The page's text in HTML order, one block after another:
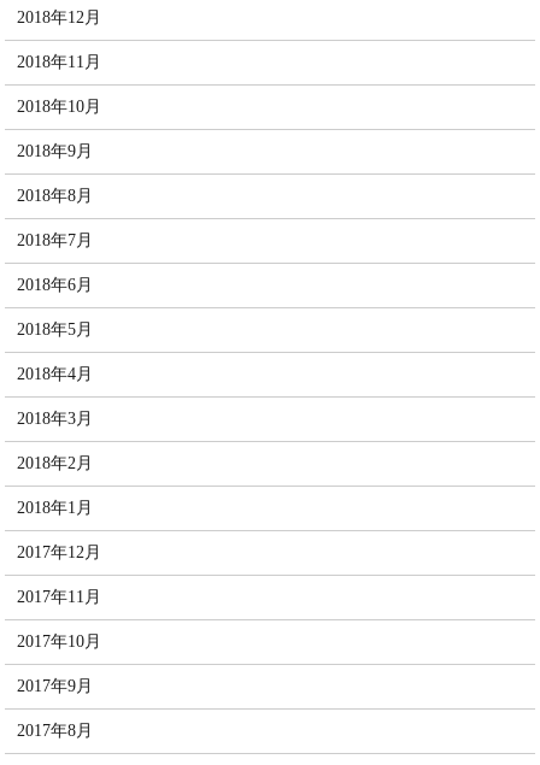
2018年12月
2018年11月
2018年10月
2018年9月
2018年8月
2018年7月
2018年6月
2018年5月
2018年4月
2018年3月
2018年2月
2018年1月
2017年12月
2017年11月
2017年10月
2017年9月
2017年8月